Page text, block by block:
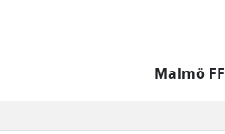
Malmö FF